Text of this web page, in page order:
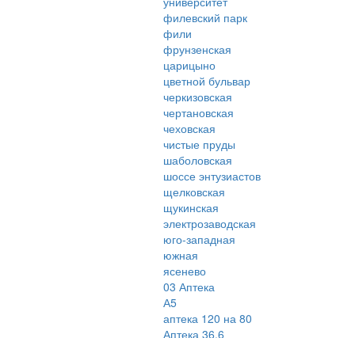
филевский парк
фили
фрунзенская
царицыно
цветной бульвар
черкизовская
чертановская
чеховская
чистые пруды
шаболовская
шоссе энтузиастов
щелковская
щукинская
электрозаводская
юго-западная
южная
ясенево
03 Аптека
А5
аптека 120 на 80
Аптека 36,6